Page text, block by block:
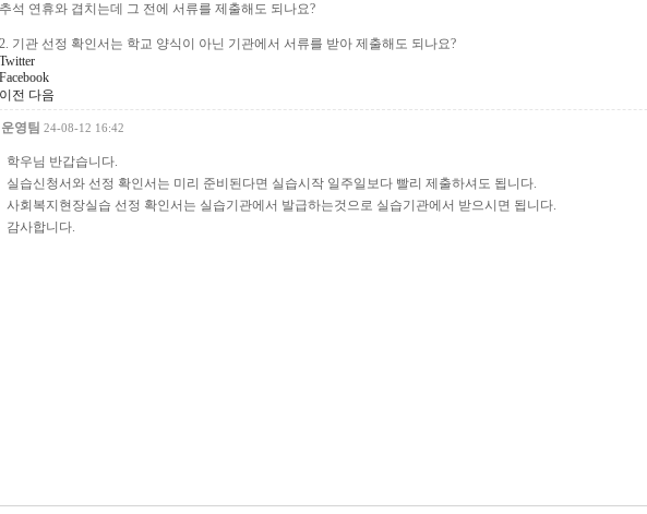
추석 연휴와 겹치는데 그 전에 서류를 제출해도 되나요?
2. 기관 선정 확인서는 학교 양식이 아닌 기관에서 서류를 받아 제출해도 되나요?
Twitter
Facebook
이전 다음
운영팀 24-08-12 16:42
학우님 반갑습니다.
실습신청서와 선정 확인서는 미리 준비된다면 실습시작 일주일보다 빨리 제출하셔도 됩니다.
사회복지현장실습 선정 확인서는 실습기관에서 발급하는것으로 실습기관에서 받으시면 됩니다.
감사합니다.